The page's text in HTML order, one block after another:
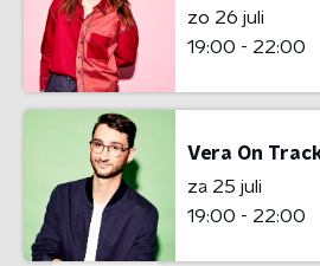
zo 26 juli
19:00 - 22:00
Vera On
za 25 juli
19:00 - 22:00